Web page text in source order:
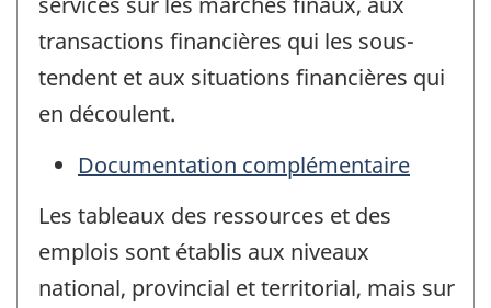
transactions financières qui les sous-
tendent et aux situations financières qui
en découlent.
Documentation complémentaire
Les tableaux des ressources et des
emplois sont établis aux niveaux
national, provincial et territorial, mais sur